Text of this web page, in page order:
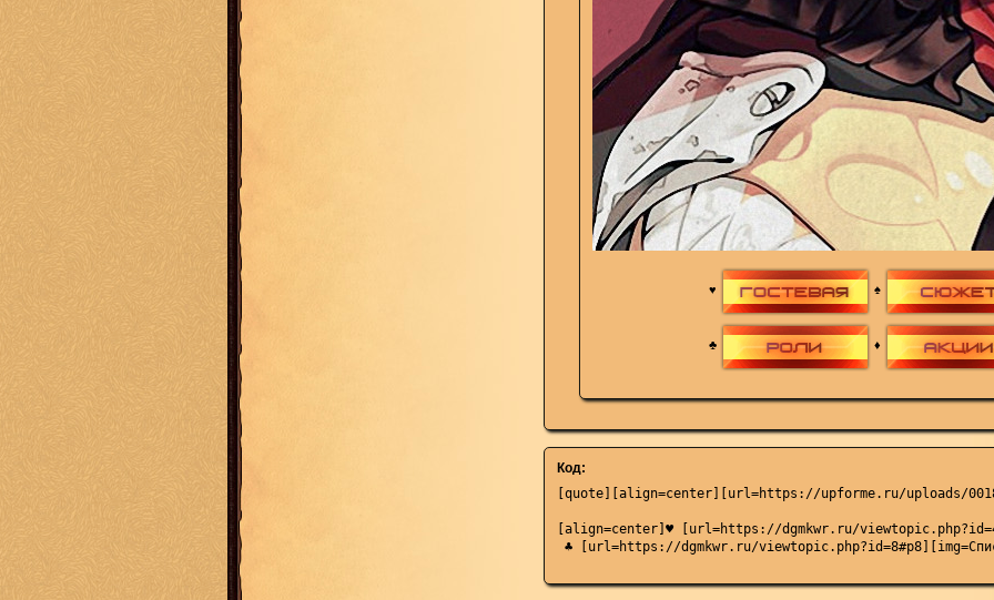
♥ ♠
♣ ♦
Код:
[quote][align=center][url=https://upforme.ru/uploads/
[align=center]♥ [url=https://dgmkwr.ru/
♣ [url=https://dgmkwr.ru/